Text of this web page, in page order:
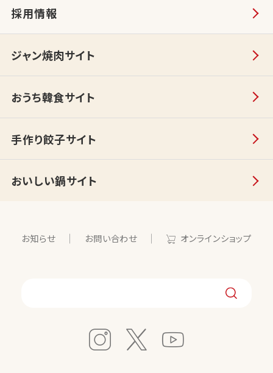
採用情報
ジャン焼肉サイト
おうち韓食サイト
手作り餃子サイト
おいしい鍋サイト
お知らせ お問い合わせ オンラインショップ